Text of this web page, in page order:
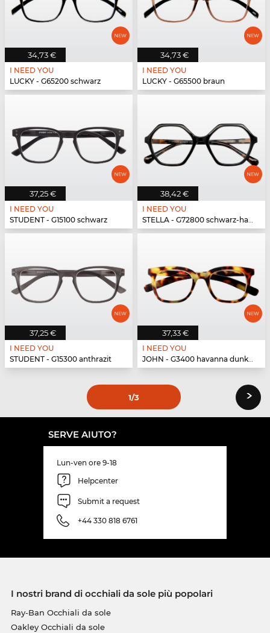
34,73 €
I NEED YOU
LUCKY - G65200 schwarz
34,73 €
I NEED YOU
LUCKY - G65500 braun
37,25 €
I NEED YOU
STUDENT - G15100 schwarz
38,42 €
I NEED YOU
STELLA - G72800 schwarz-havanna
37,25 €
I NEED YOU
STUDENT - G15300 anthrazit
37,33 €
I NEED YOU
JOHN - G3400 havanna dunkel
1/3 ›
SERVE AIUTO?
Lun-ven ore 9-18
Helpcenter
Submit a request
+44 330 818 6761
I nostri brand di occhiali da sole più popolari
Ray-Ban Occhiali da sole
Oakley Occhiali da sole